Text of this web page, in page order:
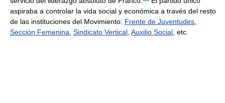
aspiraba a controlar la vida social y económica a través del resto
de las instituciones del Movimiento: Frente de Juventudes
Sección Femenina Sindicato Vertical Auxilio Social , etc.